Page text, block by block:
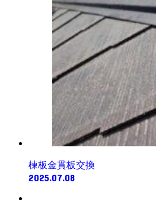
棟板金貫板交換
2025.07.08